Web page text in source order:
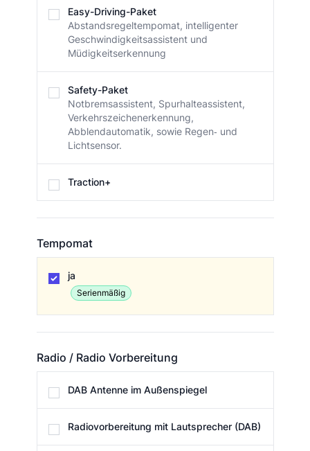
Easy-Driving-Paket
Abstandsregeltempomat, intelligenter
Geschwindigkeitsassistent und
Müdigkeitserkennung
Safety-Paket
Notbremsassistent, Spurhalteassistent,
Verkehrszeichenerkennung,
Abblendautomatik, sowie Regen‐ und
Lichtsensor.
Traction+
Tempomat
ja
Serienmäßig
Radio / Radio Vorbereitung
DAB Antenne im Außenspiegel
Radiovorbereitung mit Lautsprecher (DAB)